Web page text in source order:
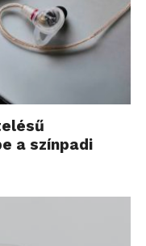
a színpadi